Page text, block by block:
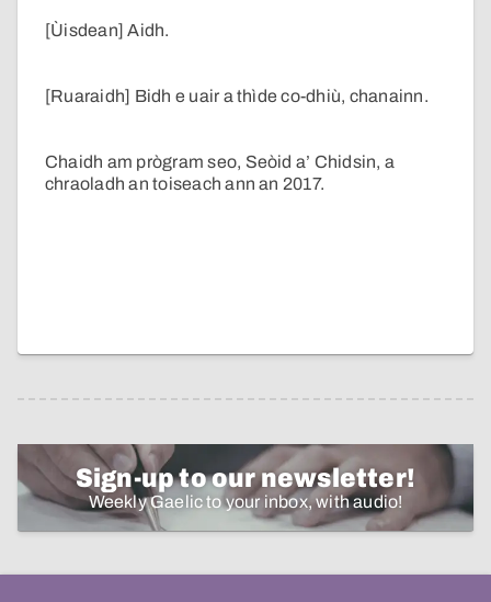
[Ùisdean] Aidh.
[Ruaraidh] Bidh e uair a thìde co-dhiù, chanainn.
Chaidh am prògram seo, Seòid a’ Chidsin, a
chraoladh an toiseach ann an 2017.
Sign-up to our newsletter!
Weekly Gaelic to your inbox, with audio!